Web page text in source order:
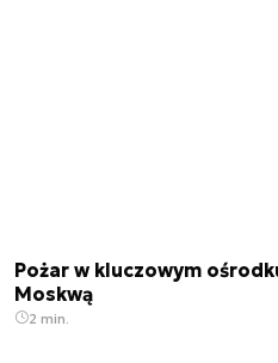
Pożar w kluczowym
Moskwą
2 min.